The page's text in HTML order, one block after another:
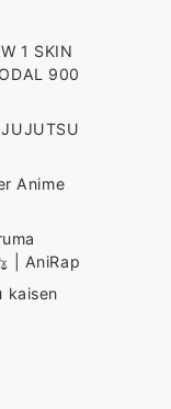
1 SKIN
900
Anime
| AniRap
kaisen